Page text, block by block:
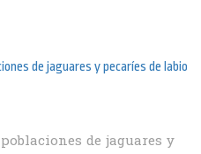
de jaguares y pecaríes de labio
de jaguares y